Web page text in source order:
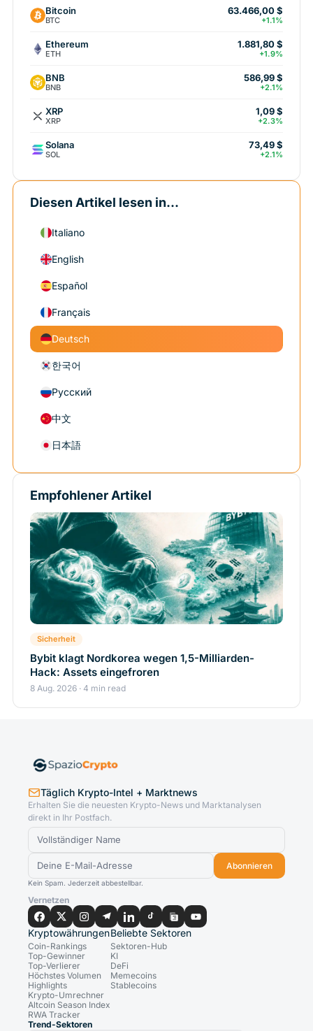
Bitcoin
BTC
63.466,00 $
+1.1%
Ethereum
ETH
1.881,80 $
+1.9%
BNB
BNB
586,99 $
+2.1%
XRP
XRP
1,09 $
+2.3%
Solana
SOL
73,49 $
+2.1%
Diesen Artikel lesen in...
Italiano
English
Español
Français
Deutsch
한국어
Русский
中文
日本語
Empfohlener Artikel
Sicherheit
Bybit klagt Nordkorea wegen 1,5-Milliarden-
Hack: Assets eingefroren
8 Aug. 2026 · 4 min read
Täglich Krypto-Intel + Marktnews
Erhalten Sie die neuesten Krypto-News und Marktanalysen
direkt in Ihr Postfach.
Abonnieren
Kein Spam. Jederzeit abbestellbar.
Vernetzen
Kryptowährungen
Coin-Rankings
Top-Gewinner
Top-Verlierer
Höchstes Volumen
Highlights
Krypto-Umrechner
Altcoin Season Index
RWA Tracker
Beliebte Sektoren
Sektoren-Hub
KI
DeFi
Memecoins
Stablecoins
Trend-Sektoren